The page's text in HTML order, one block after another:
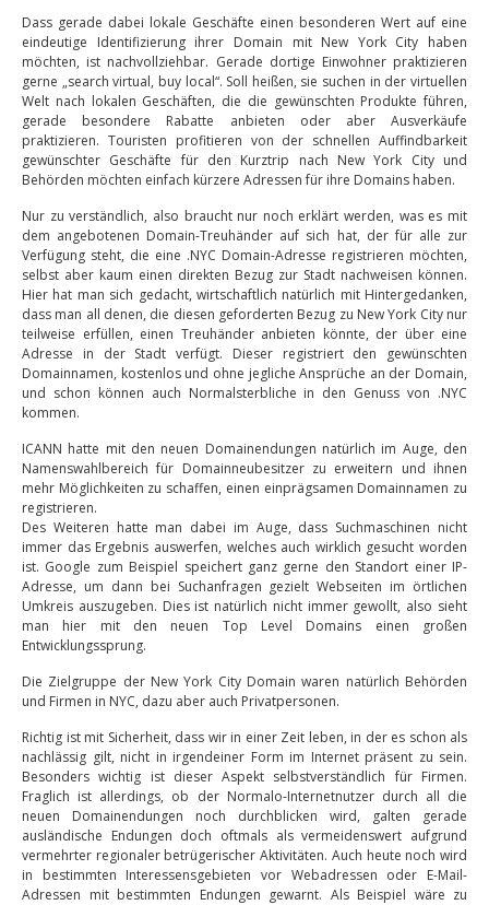
Dass gerade dabei lokale Geschäfte einen besonderen Wert auf eine
eindeutige Identifizierung ihrer Domain mit New York City haben
möchten, ist nachvollziehbar. Gerade dortige Einwohner praktizieren
gerne „search virtual, buy local“. Soll heißen, sie suchen in der virtuellen
Welt nach lokalen Geschäften, die die gewünschten Produkte führen,
gerade besondere Rabatte anbieten oder aber Ausverkäufe
praktizieren. Touristen profitieren von der schnellen Auffindbarkeit
gewünschter Geschäfte für den Kurztrip nach New York City und
Behörden möchten einfach kürzere Adressen für ihre Domains haben.
Nur zu verständlich, also braucht nur noch erklärt werden, was es mit
dem angebotenen Domain-Treuhänder auf sich hat, der für alle zur
Verfügung steht, die eine .NYC Domain-Adresse registrieren möchten,
selbst aber kaum einen direkten Bezug zur Stadt nachweisen können.
Hier hat man sich gedacht, wirtschaftlich natürlich mit Hintergedanken,
dass man all denen, die diesen geforderten Bezug zu New York City nur
teilweise erfüllen, einen Treuhänder anbieten könnte, der über eine
Adresse in der Stadt verfügt. Dieser registriert den gewünschten
Domainnamen, kostenlos und ohne jegliche Ansprüche an der Domain,
und schon können auch Normalsterbliche in den Genuss von .NYC
kommen.
ICANN hatte mit den neuen Domainendungen natürlich im Auge, den
Namenswahlbereich für Domainneubesitzer zu erweitern und ihnen
mehr Möglichkeiten zu schaffen, einen einprägsamen Domainnamen zu
registrieren.
Des Weiteren hatte man dabei im Auge, dass Suchmaschinen nicht
immer das Ergebnis auswerfen, welches auch wirklich gesucht worden
ist. Google zum Beispiel speichert ganz gerne den Standort einer IP-
Adresse, um dann bei Suchanfragen gezielt Webseiten im örtlichen
Umkreis auszugeben. Dies ist natürlich nicht immer gewollt, also sieht
man hier mit den neuen Top Level Domains einen großen
Entwicklungssprung.
Die Zielgruppe der New York City Domain waren natürlich Behörden
und Firmen in NYC, dazu aber auch Privatpersonen.
Richtig ist mit Sicherheit, dass wir in einer Zeit leben, in der es schon als
nachlässig gilt, nicht in irgendeiner Form im Internet präsent zu sein.
Besonders wichtig ist dieser Aspekt selbstverständlich für Firmen.
Fraglich ist allerdings, ob der Normalo-Internetnutzer durch all die
neuen Domainendungen noch durchblicken wird, galten gerade
ausländische Endungen doch oftmals als vermeidenswert aufgrund
vermehrter regionaler betrügerischer Aktivitäten. Auch heute noch wird
in bestimmten Interessensgebieten vor Webadressen oder E-Mail-
Adressen mit bestimmten Endungen gewarnt. Als Beispiel wäre zu